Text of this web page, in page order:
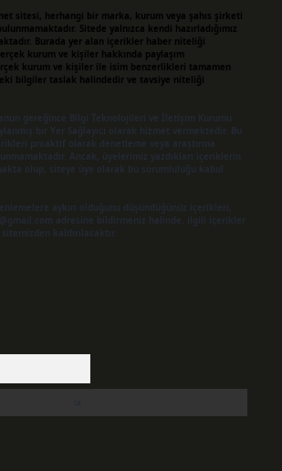
sitesi, herhangi bir marka, kurum veya şahıs şirketi
Sitede yalnızca kendi hazırladığımız
Burada yer alan içerikler haber niteliği
kurum ve kişiler hakkında paylaşım
kurum ve kişiler ile isim benzerlikleri tamamen
bilgiler taslak halindedir ve tavsiye niteliği
gereğince Bilgi Teknolojileri ve İletişim Kurumu
bir Yer Sağlayıcı olarak hizmet vermektedir. Bu
proaktif olarak denetleme veya araştırma
Ancak, üyelerimiz yazdıkları içeriklerin
olup, siteye üye olarak bu sorumluluğu kabul
aykırı olduğunu düşündüğünüz içerikleri,
adresine bildirmeniz halinde, ilgili içerikler
kaldırılacaktır.